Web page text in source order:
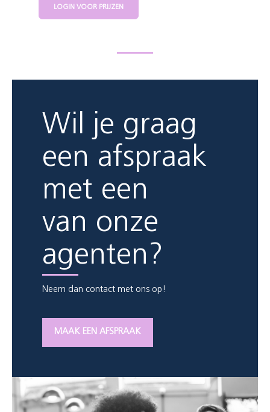
LOGIN VOOR PRIJZEN
Wil je graag
een afspraak
met een
van onze
agenten?
Neem dan contact met ons op!
MAAK EEN AFSPRAAK